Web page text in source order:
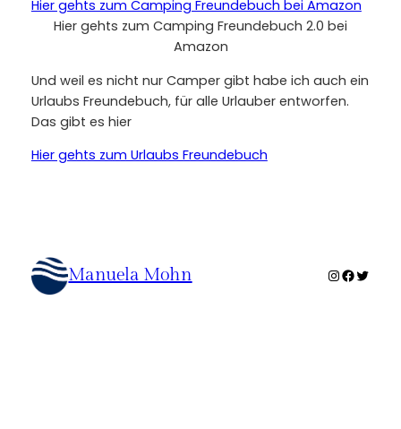
Hier gehts zum Camping Freundebuch bei Amazon
Hier gehts zum Camping Freundebuch 2.0 bei
Amazon
Und weil es nicht nur Camper gibt habe ich auch ein
Urlaubs Freundebuch, für alle Urlauber entworfen.
Das gibt es hier
Hier gehts zum Urlaubs Freundebuch
Manuela Mohn Instagram